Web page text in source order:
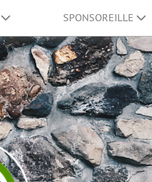
SPONSOREILLE